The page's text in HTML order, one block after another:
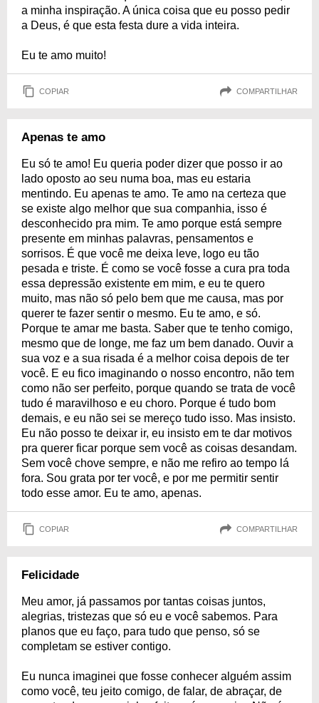
a minha inspiração. A única coisa que eu posso pedir
a Deus, é que esta festa dure a vida inteira.
Eu te amo muito!
COPIAR COMPARTILHAR
Apenas te amo
Eu só te amo! Eu queria poder dizer que posso ir ao
lado oposto ao seu numa boa, mas eu estaria
mentindo. Eu apenas te amo. Te amo na certeza que
se existe algo melhor que sua companhia, isso é
desconhecido pra mim. Te amo porque está sempre
presente em minhas palavras, pensamentos e
sorrisos. É que você me deixa leve, logo eu tão
pesada e triste. É como se você fosse a cura pra toda
essa depressão existente em mim, e eu te quero
muito, mas não só pelo bem que me causa, mas por
querer te fazer sentir o mesmo. Eu te amo, e só.
Porque te amar me basta. Saber que te tenho comigo,
mesmo que de longe, me faz um bem danado. Ouvir a
sua voz e a sua risada é a melhor coisa depois de ter
você. E eu fico imaginando o nosso encontro, não tem
como não ser perfeito, porque quando se trata de você
tudo é maravilhoso e eu choro. Porque é tudo bom
demais, e eu não sei se mereço tudo isso. Mas insisto.
Eu não posso te deixar ir, eu insisto em te dar motivos
pra querer ficar porque sem você as coisas desandam.
Sem você chove sempre, e não me refiro ao tempo lá
fora. Sou grata por ter você, e por me permitir sentir
todo esse amor. Eu te amo, apenas.
COPIAR COMPARTILHAR
Felicidade
Meu amor, já passamos por tantas coisas juntos,
alegrias, tristezas que só eu e você sabemos. Para
planos que eu faço, para tudo que penso, só se
completam se estiver contigo.
Eu nunca imaginei que fosse conhecer alguém assim
como você, teu jeito comigo, de falar, de abraçar, de